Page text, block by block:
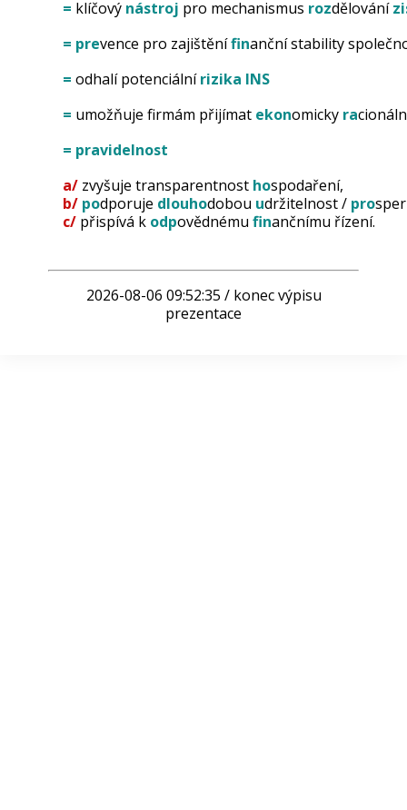
= klíčový nástroj pro mechanismus rozdělování
= prevence pro zajištěnífinanční stability
= odhalí potenciálnírizika INS
= umožňuje firmám přijímat ekonomicky ra
= pravidelnost
a/zvyšuje transparentnost hospodaření,
b/ podporuje dlouhodobou udržitelnost / pro
c/přispívá k odpovědnému finančnímu řízení.
2026-08-06 09:52:35 / konec výpisu
prezentace